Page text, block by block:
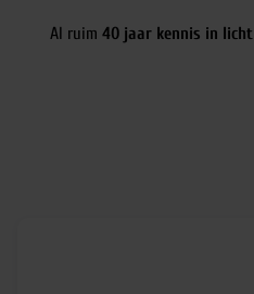
Al ruim 40 jaar kennis in licht